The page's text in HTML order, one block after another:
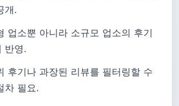
개.
업소뿐 아니라 소규모 업소의 후기
반영.
후기나 과장된 리뷰를 필터링할 수
차 필요.